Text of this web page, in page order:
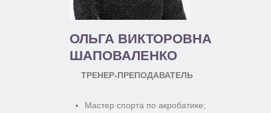
ОЛЬГА ВИКТОРОВНА
ШАПОВАЛЕНКО
ТРЕНЕР-ПРЕПОДАВАТЕЛЬ
Мастер спорта по акробатике;